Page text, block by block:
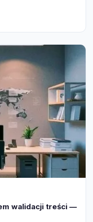
walidacji treści —